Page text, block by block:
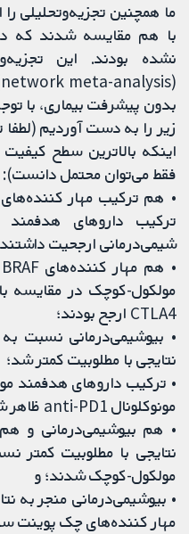
ما همچنین تجزیه‌و‌تحلیلی
با هم مقایسه شدند که
نشده بودند. این
بدون پیشرفت بیماری، با
زیر را به دست آوردیم
اینکه بالاترین سطح
فقط می‌توان محتمل دانست):
• هم ترکیب مهار
ترکیب داروهای
شیمی‌درمانی ارجحیت
CTLA4 ارجح بودند؛
نتایجی با مطلوبیت کمتر شد؛
• ترکیب داروهای هدفمند
مونوکلونال anti-PD1 ظاهر شدند؛
نتایجی با مطلوبیت کمتر
مولکول-کوچک شدند؛ و
• بیوشیمی‌درمانی منجر به
مهار کننده‌های چک پوینت